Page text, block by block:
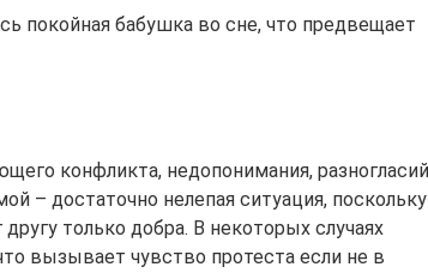
покойная бабушка во сне, что предвещает
конфликта, недопонимания,
– достаточно нелепая ситуация, поскольку
только добра. В некоторых случаях
вызывает чувство протеста если не в